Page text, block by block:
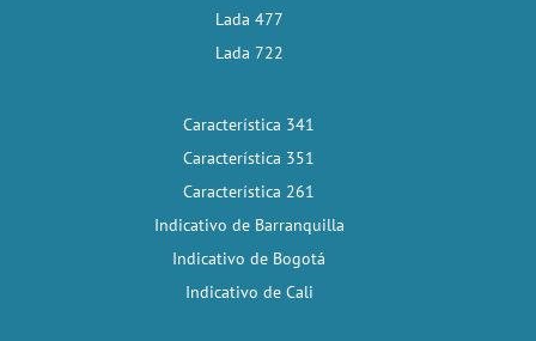
Lada 477
Lada 722
Característica 341
Característica 351
Característica 261
Indicativo de Barranquilla
Indicativo de Bogotá
Indicativo de Cali